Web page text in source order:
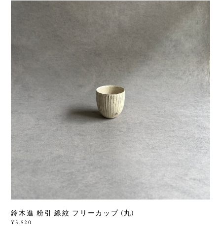
鈴木進 粉引 線紋 フリーカップ (丸)
¥3,520